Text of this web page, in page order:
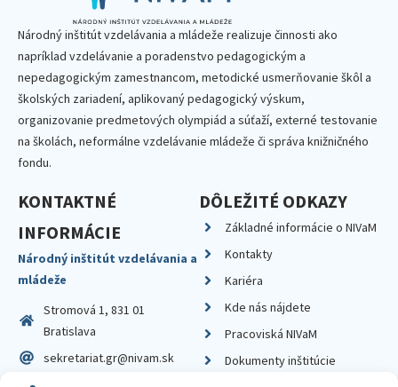
Národný inštitút vzdelávania a mládeže realizuje činnosti ako
napríklad vzdelávanie a poradenstvo pedagogickým a
nepedagogickým zamestnancom, metodické usmerňovanie škôl a
školských zariadení, aplikovaný pedagogický výskum,
organizovanie predmetových olympiád a súťaží, externé testovanie
na školách, neformálne vzdelávanie mládeže či správa knižničného
fondu.
KONTAKTNÉ
INFORMÁCIE
Národný inštitút vzdelávania a
mládeže
Stromová 1, 831 01
Bratislava
sekretariat.gr@nivam.sk
DÔLEŽITÉ ODKAZY
Základné informácie o NIVaM
Kontakty
Kariéra
Kde nás nájdete
Pracoviská NIVaM
Dokumenty inštitúcie